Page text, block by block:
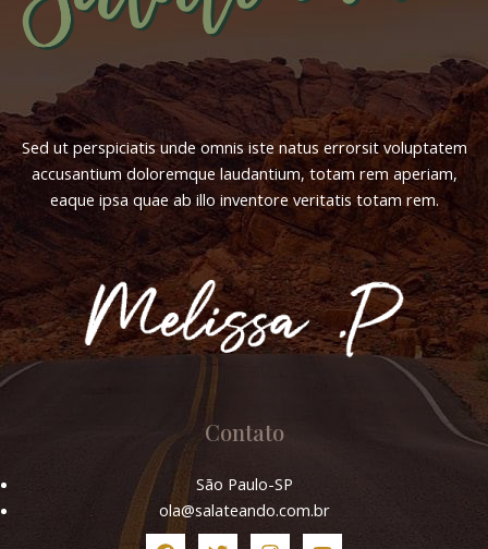
Sed ut perspiciatis unde omnis iste natus errorsit voluptatem
accusantium doloremque laudantium, totam rem aperiam,
eaque ipsa quae ab illo inventore veritatis totam rem.
Contato
São Paulo-SP
ola@salateando.com.br